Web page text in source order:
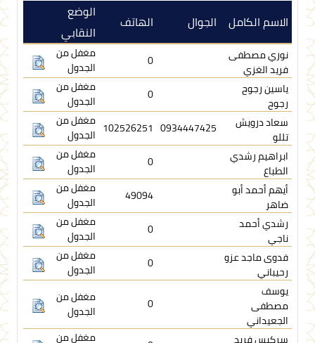
الاسم الكامل الجوال الهاتف
الوضع
النقابي
نوري مصطفى
فريد الغزي
0
مغفل من
الجدول
ياسين رجوح
رجوح
0
مغفل من
الجدول
سعاد درويش
تللو
0934447425
102526251 مغفل من
الجدول
ابراهيم رشدي
الطباع
0
مغفل من
الجدول
أيهم أحمد أبو
ضاهر
49094
مغفل من
الجدول
رشدي أحمد
ناجي
0
مغفل من
الجدول
فدوى ماجد عزو
رحيباني
0
مغفل من
الجدول
يوسف
مصطفى
الجعيداني
0
مغفل من
الجدول
مغفل من